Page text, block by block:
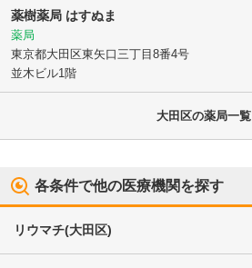
薬樹薬局 はすぬま
薬局
東京都大田区東矢口三丁目8番4号
並木ビル1階
大田区の薬局一覧
各条件で他の医療機関を探す
リウマチ(大田区)